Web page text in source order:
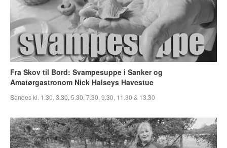
Fra Skov til Bord: Svampesuppe i Sanker og
Amatørgastronom Nick Halseys Havestue
Sendes kl. 1.30, 3.30, 5.30, 7.30, 9.30, 11.30 & 13.30